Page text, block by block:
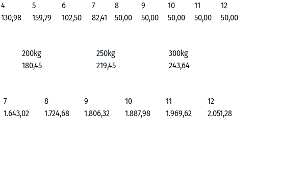
4 5 6 7 8 9 10 11
12
130,98 159,79 102,50 82,41 50,00 50,00 50,00 50,00 50,00
200kg 250kg
300kg
180,45 219,45 243,64
7 8 9 10 11
12
1.643,02 1.724,68 1.806,32 1.887,98 1.969,62 2.051,28